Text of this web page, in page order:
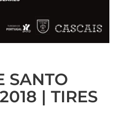
SANTO
| TIRES